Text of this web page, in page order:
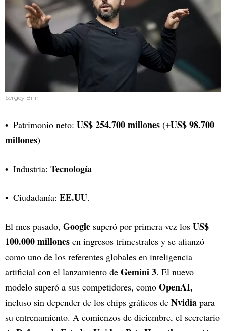
Sergey Brin
Patrimonio neto: US$ 254.700 millones (+US$ 98.700
millones)
Industria: Tecnología
Ciudadanía: EE.UU.
El mes pasado, Google superó por primera vez los US$
100.000 millones en ingresos trimestrales y se afianzó
como uno de los referentes globales en inteligencia
artificial con el lanzamiento de Gemini 3. El nuevo
modelo superó a sus competidores, como OpenAI,
incluso sin depender de los chips gráficos de Nvidia para
su entrenamiento. A comienzos de diciembre, el secretario